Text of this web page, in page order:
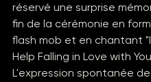
réservé une surprise
fin de la cérémonie en
flash mob et en chantant
Help Falling in Love with
L'expression spontanée